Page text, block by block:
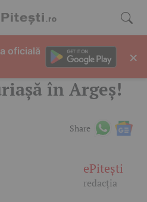
în Argeș!
Share
ePitești
redacția
oficială
×